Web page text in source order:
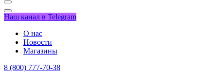
Наш канал в Telegram
О нас
Новости
Магазины
8 (800) 777-70-38